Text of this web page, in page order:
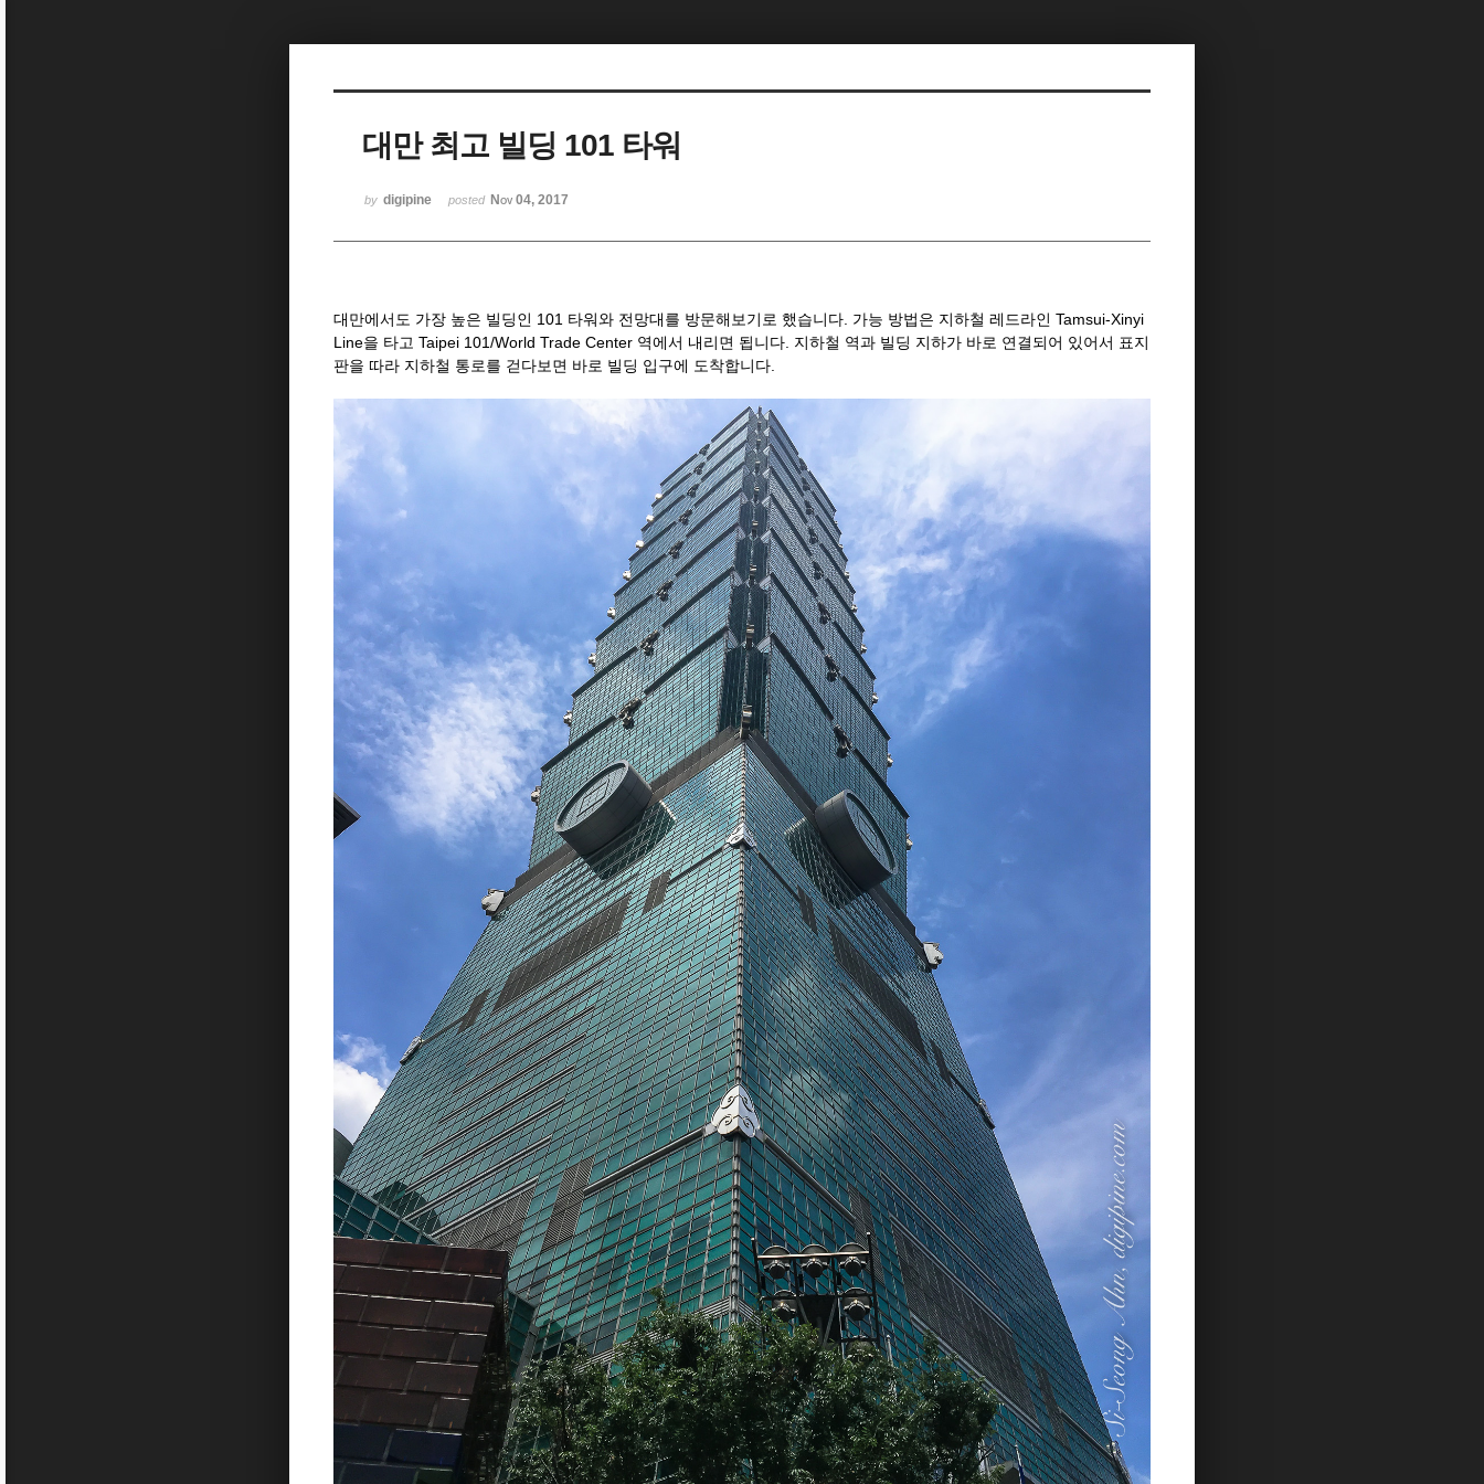
대만 최고 빌딩 101 타워
by digipine posted Nov 04, 2017
대만에서도 가장 높은 빌딩인 101 타워와 전망대를 방문해보기로 했습니다. 가능 방법은 지하철 레드라인 Tamsui-Xinyi
Line을 타고 Taipei 101/World Trade Center 역에서 내리면 됩니다. 지하철 역과 빌딩 지하가 바로 연결되어 있어서 표지
판을 따라 지하철 통로를 걷다보면 바로 빌딩 입구에 도착합니다.
Sketchbook5, 스케치북5
Sketchbook5, 스케치북5